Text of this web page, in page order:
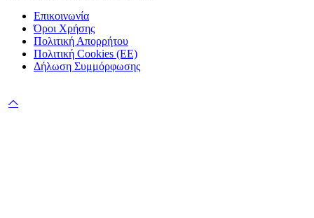
Επικοινωνία
Όροι Χρήσης
Πολιτική Απορρήτου
Πολιτική Cookies (ΕΕ)
Δήλωση Συμμόρφωσης